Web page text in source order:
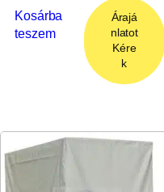
Kosárba
teszem
Árajá
nlatot
Kére
k